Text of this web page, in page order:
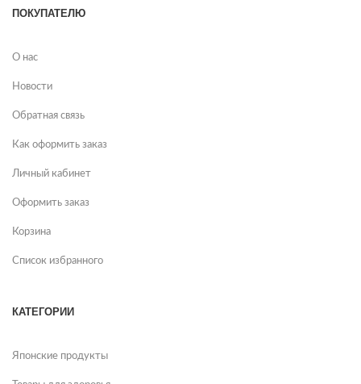
ПОКУПАТЕЛЮ
О нас
Новости
Обратная связь
Как оформить заказ
Личный кабинет
Оформить заказ
Корзина
Список избранного
КАТЕГОРИИ
Японские продукты